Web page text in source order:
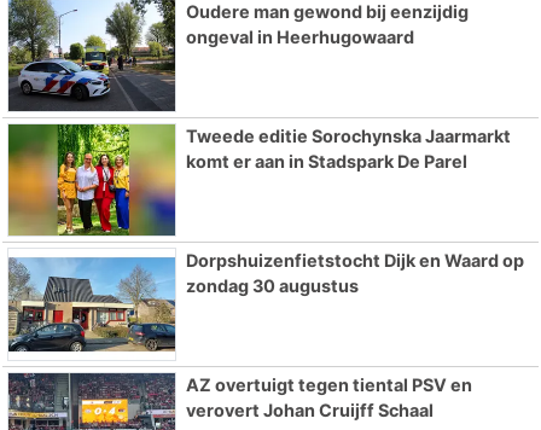
Oudere man gewond bij eenzijdig
ongeval in Heerhugowaard
Tweede editie Sorochynska Jaarmarkt
komt er aan in Stadspark De Parel
Dorpshuizenfietstocht Dijk en Waard op
zondag 30 augustus
AZ overtuigt tegen tiental PSV en
verovert Johan Cruijff Schaal